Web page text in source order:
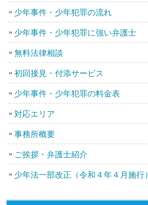
少年事件・少年犯罪の流れ
少年事件・少年犯罪に強い弁護士
無料法律相談
初回接見・付添サービス
少年事件・少年犯罪の料金表
対応エリア
事務所概要
ご挨拶・弁護士紹介
少年法一部改正（令和４年４月施行）